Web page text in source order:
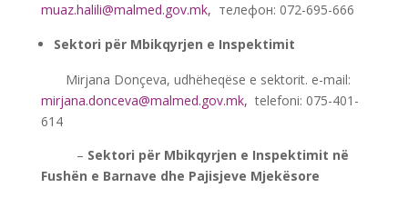
muaz.halili@malmed.gov.mk, телефон: 072-695-666
Sektori për Mbikqyrjen e Inspektimit
Mirjana Donçeva, udhëheqëse e sektorit. e-mail:
mirjana.donceva@malmed.gov.mk, telefoni: 075-401-
614
– Sektori për Mbikqyrjen e Inspektimit në
Fushën e Barnave dhe Pajisjeve Mjekësore